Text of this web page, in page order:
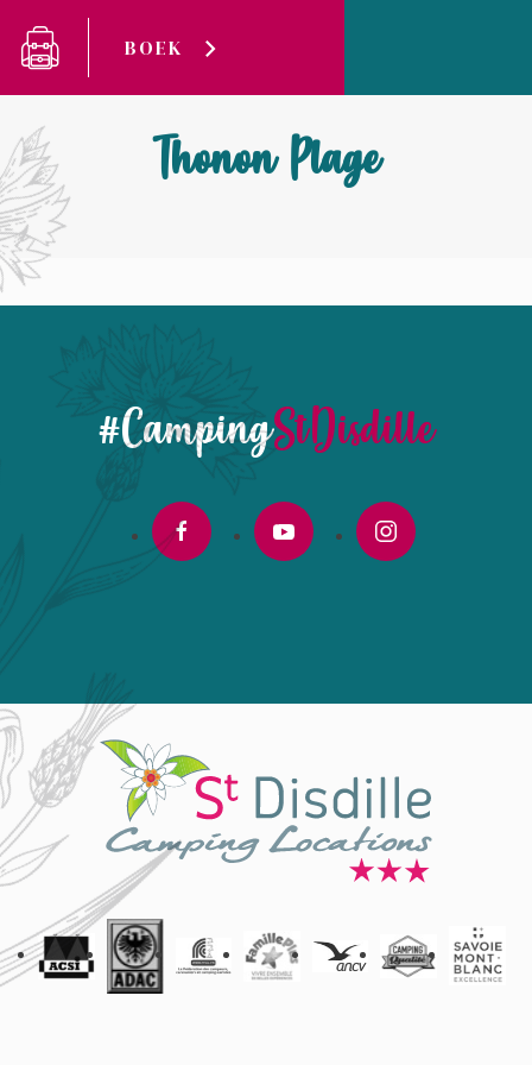
BOEK
Camping Saint-Disdille
Thonon Plage
#CampingStDisdille
facebook youtube instagram
Cookies beheer paneel